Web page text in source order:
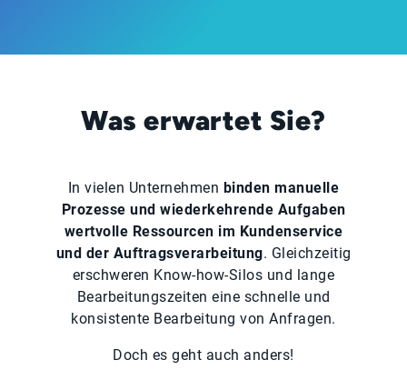
Was erwartet Sie?
In vielen Unternehmen binden manuelle
Prozesse und wiederkehrende Aufgaben
wertvolle Ressourcen im Kundenservice
und der Auftragsverarbeitung. Gleichzeitig
erschweren Know-how-Silos und lange
Bearbeitungszeiten eine schnelle und
konsistente Bearbeitung von Anfragen.
Doch es geht auch anders!